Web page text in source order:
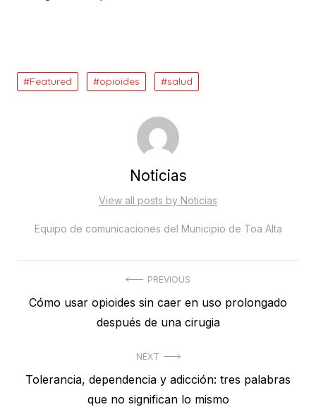
Featured opioides salud
Noticias
View all posts by Noticias
Equipo de comunicaciones del Municipio de Toa Alta
navigation
PREVIOUS
Previous
Cómo usar opioides sin caer en uso prolongado
después de una cirugia
NEXT
Next
Tolerancia, dependencia y adicción: tres palabras
que no significan lo mismo